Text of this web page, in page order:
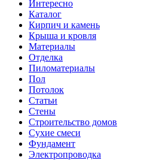
Интересно
Каталог
Кирпич и камень
Крыша и кровля
Материалы
Отделка
Пиломатериалы
Пол
Потолок
Статьи
Стены
Строительство домов
Сухие смеси
Фундамент
Электропроводка